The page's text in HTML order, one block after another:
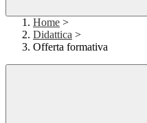
Home >
Didattica >
Offerta formativa